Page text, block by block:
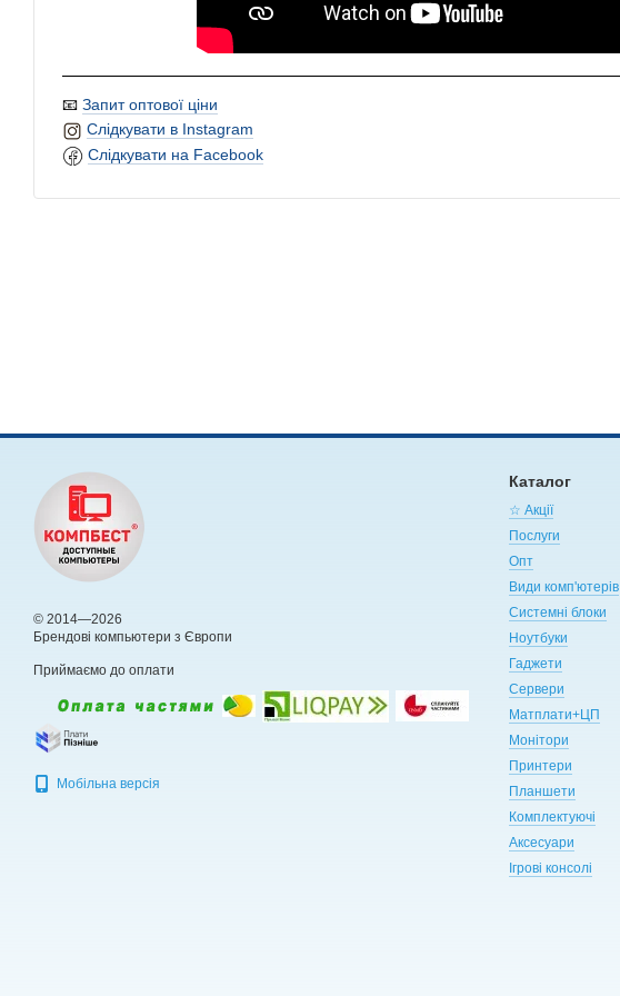
📧 Запит оптової ціни
Слідкувати в Instagram
Слідкувати на Facebook
© 2014—2026
Брендові компьютери з Європи
Приймаємо до оплати
Мобільна версія
Каталог
☆ Акції
Послуги
Опт
Види комп'ютерів
Системні блоки
Ноутбуки
Гаджети
Сервери
Матплати+ЦП
Монітори
Принтери
Планшети
Комплектуючі
Аксесуари
Ігрові консолі